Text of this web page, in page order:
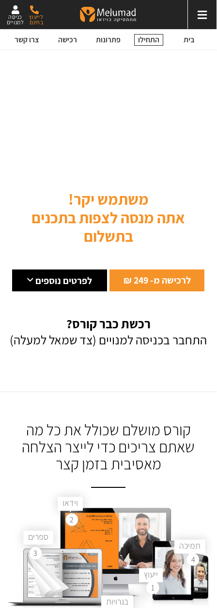
כניסה
למנויים
לייעוץ
בחינם
בית התחילו פתרונות רכישה צרו קשר
משתמש יקר!
אתה מנסה לצפות בתכנים
בתשלום
לרכישה מ- 249 ₪ לפרטים נוספים
רכשת כבר קורס?
התחבר בכניסה למנויים (צד שמאל למעלה)
קורס מושלם שכולל את כל מה
שאתם צריכים כדי לייצר הצלחה
מאסיבית בזמן קצר
ייעוץ
1
וידאו
2
ספרים
3
תמיכה
4
בגרויות